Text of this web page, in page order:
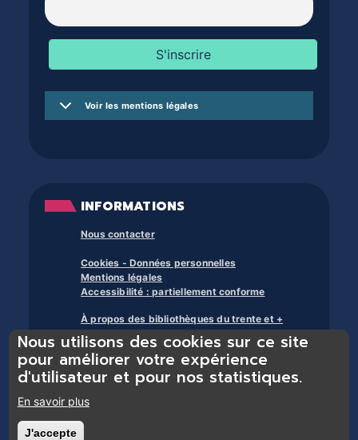
Voir les mentions légales
INFORMATIONS
Nous contacter
Cookies - Données personnelles
Mentions légales
Accessibilité : partiellement conforme
À propos des bibliothèques du trente et +
Bibliothèques du réseau Trente et + : bibliothèque Chasse-sur-Rhône,
Nous utilisons des cookies sur ce site
pour améliorer votre expérience
d'utilisateur et pour nos statistiques.
En savoir plus
J'accepte